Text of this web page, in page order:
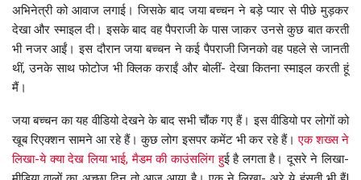
अभिनेत्री को आवाज लगाई। जिसके बाद जया बच्चन ने बड़े प्यार से पीछे मुड़कर
देखा और स्माइल दी। इसके बाद वह पैपराजी के पास जाकर उनसे कुछ बात करती
भी नजर आईं। इस दौरान जया बच्चन ने कई पैपराजी जिनको वह पहले से जानती
थीं, उनके साथ फोटोज भी क्लिक कराईं और बोलीं- देखा कितना स्माइल करती हूं
मैं।
जया बच्चन का यह वीडियो देखने के बाद सभी चौंक गए हैं। इस वीडियो पर लोगों को
खूब रिएक्शन सामने आ रहे हैं। कुछ लोग इसपर कमेंट भी कर रहे हैं।एक शख्स ने
लिखा-ये क्या देख लिया भाई, मैडम की काउंसलिंग हुई है लगता है। दूसरे ने लिखा-